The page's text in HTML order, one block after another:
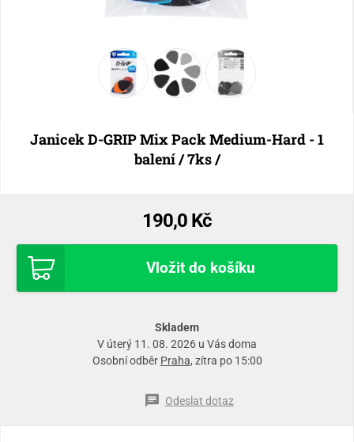
Janicek D-GRIP Mix Pack Medium-Hard - 1
balení / 7ks /
190,0 Kč
Vložit do košíku
Skladem
V úterý 11. 08. 2026 u Vás doma
Osobní odběr Praha, zítra po 15:00
Odeslat dotaz